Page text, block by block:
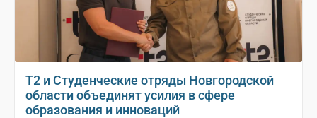
T2 и Студенческие отряды Новгородской
области объединят усилия в сфере
образования и инноваций